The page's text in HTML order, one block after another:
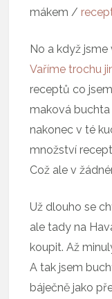
mákem /
No a když
Vaříme trochu
receptů co
maková buchta
nakonec v té
množství
Což ale v
Už dlouho se
ale tady na
koupit. Až
A tak jsem
báječně jako